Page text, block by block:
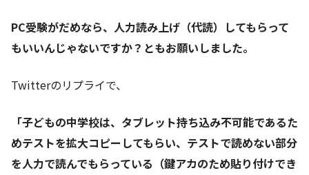
PC受験がだめなら、人力読み上げ（代読）してもらって
もいいんじゃないですか？ともお願いしました。
Twitterのリプライで、
「子どもの中学校は、タブレット持ち込み不可能であるた
めテストを拡大コピーしてもらい、テストで読めない部分
を人力で読んでもらっている（鍵アカのため貼り付けでき